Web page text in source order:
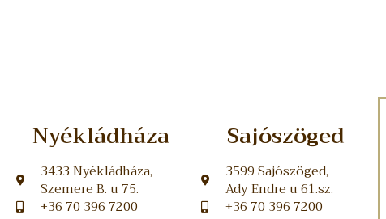
Nyékládháza
3433 Nyékládháza,
Szemere B. u 75.
+36 70 396 7200
Sajószöged
3599 Sajószöged,
Ady Endre u 61.sz.
+36 70 396 7200